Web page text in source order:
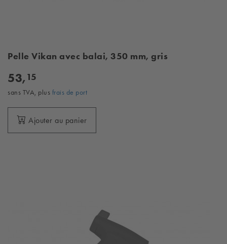
Pelle Vikan avec balai, 350 mm, gris
53, 15
sans TVA, plus frais de port
Ajouter au panier